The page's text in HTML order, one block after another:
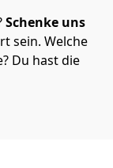
Schenke uns
sein. Welche
Du hast die